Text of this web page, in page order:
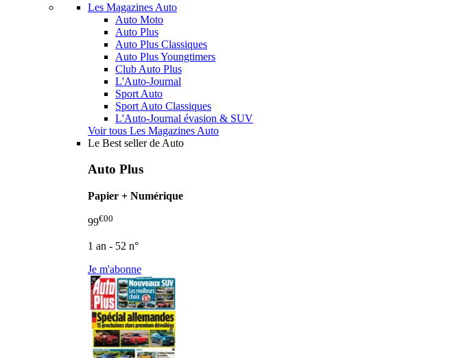
Les Magazines Auto
Auto Moto
Auto Plus
Auto Plus Classiques
Auto Plus Youngtimers
Club Auto Plus
L'Auto-Journal
Sport Auto
Sport Auto Classiques
L'Auto-Journal évasion & SUV
Voir tous Les Magazines Auto
Le Best seller de Auto
Auto Plus
Papier + Numérique
99€00
1 an - 52 n°
Je m'abonne